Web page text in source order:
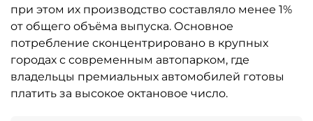
при этом их производство составляло менее 1%
от общего объёма выпуска. Основное
потребление сконцентрировано в крупных
городах с современным автопарком, где
владельцы премиальных автомобилей готовы
платить за высокое октановое число.